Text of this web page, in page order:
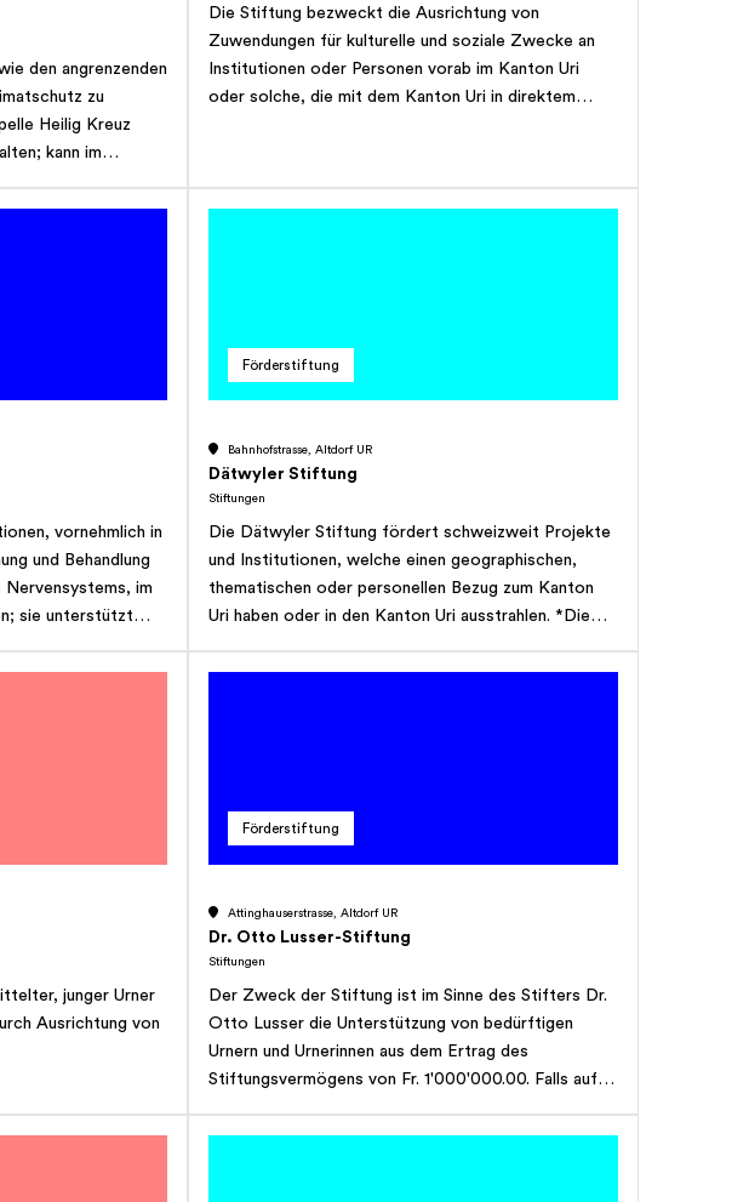
den angrenzenden
zu
Heilig Kreuz
kann im
realisieren,
ausrichten oder
lassen.
Die Stiftung bezweckt die Ausrichtung von
Zuwendungen für kulturelle und soziale Zwecke an
Institutionen oder Personen vorab im Kanton Uri
oder solche, die mit dem Kanton Uri in direktem
die Höhe der für Stiftungsleistungen zur Verfügung
vornehmlich in
und Behandlung
im
sie unterstützt
widmen; sie
der
von
im
der jüdischen
und
ist nicht
Förderstiftung
Bahnhofstrasse, Altdorf UR
Dätwyler Stiftung
Stiftungen
Die Dätwyler Stiftung fördert schweizweit Projekte
und Institutionen, welche einen geographischen,
thematischen oder personellen Bezug zum Kanton
Uri haben oder in den Kanton Uri ausstrahlen. *Die
der Organisation und wurden durch das Research-
junger Urner
Ausrichtung von
Förderstiftung
Attinghauserstrasse, Altdorf UR
Dr. Otto Lusser-Stiftung
Stiftungen
Der Zweck der Stiftung ist im Sinne des Stifters Dr.
Otto Lusser die Unterstützung von bedürftigen
Urnern und Urnerinnen aus dem Ertrag des
Stiftungsvermögens von Fr. 1'000'000.00. Falls auf
Renditen erzielt werden können, ist die Stiftung